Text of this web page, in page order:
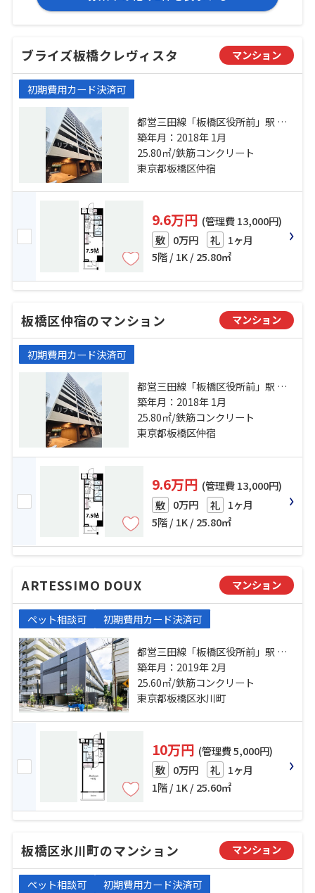
ブライズ板橋クレヴィスタ マンション
初期費用カード決済可
都営三田線「板橋区役所前」駅 徒
歩6分 都営三田線「板橋本町」駅 徒
歩13分 東武東上線「大山」駅 徒歩
17分
築年月：2018年 1月
25.80㎡/鉄筋コンクリート
東京都板橋区仲宿
9.6万円 (管理費 13,000円)
敷 0万円 礼 1ヶ月
5階 / 1K / 25.80㎡
板橋区仲宿のマンション マンション
初期費用カード決済可
都営三田線「板橋区役所前」駅 徒
歩6分 都営三田線「板橋本町」駅 徒
歩13分 東武東上線「大山」駅 徒歩
17分
築年月：2018年 1月
25.80㎡/鉄筋コンクリート
東京都板橋区仲宿
9.6万円 (管理費 13,000円)
敷 0万円 礼 1ヶ月
5階 / 1K / 25.80㎡
ARTESSIMO DOUX マンション
ペット相談可 初期費用カード決済可
都営三田線「板橋区役所前」駅 徒
歩9分 都営三田線「板橋本町」駅 徒
歩9分 東武東上線「中板橋」駅 徒歩
14分
築年月：2019年 2月
25.60㎡/鉄筋コンクリート
東京都板橋区氷川町
10万円 (管理費 5,000円)
敷 0万円 礼 1ヶ月
1階 / 1K / 25.60㎡
板橋区氷川町のマンション マンション
ペット相談可 初期費用カード決済可